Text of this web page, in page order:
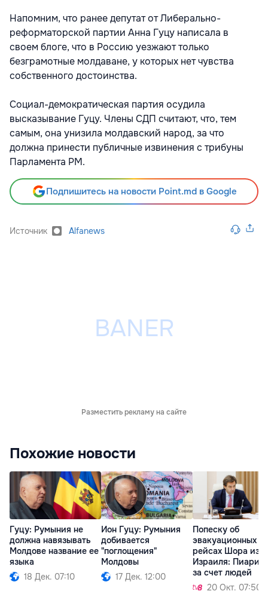
Напомним, что ранее депутат от Либерально-
реформаторской партии Анна Гуцу написала в
своем блоге, что в Россию уезжают только
безграмотные молдаване, у которых нет чувства
собственного достоинства.
Социал-демократическая партия осудила
высказывание Гуцу. Члены СДП считают, что, тем
самым, она унизила молдавский народ, за что
должна принести публичные извинения с трибуны
Парламента РМ.
Подпишитесь на новости Point.md в Google
Источник Alfanews
Разместить рекламу на сайте
Похожие новости
Гуцу: Румыния не
должна навязывать
Молдове название ее
языка
18 Дек. 07:10
Ион Гуцу: Румыния
добивается
"поглощения"
Молдовы
17 Дек. 12:00
Попеску об
эвакуационных
рейсах Шора из
Израиля:
за счет людей
20 Окт. 07:50